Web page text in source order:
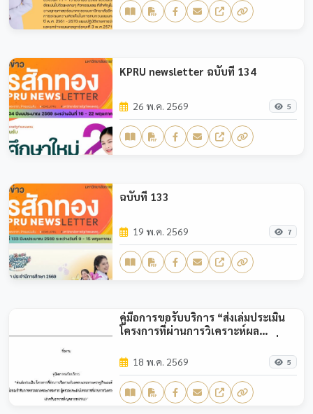
KPRU newsletter ฉบับที่ 134
26 พ.ค. 2569 5
ฉบับที่ 133
19 พ.ค. 2569 7
คู่มือการขอรับบริการ “ส่งเล่มประเมิน
โครงการที่ผ่านการวิเคราะห์ผล
ขอเข้ารับการตรวจจากคณะกรรมการ
ผู้ตรวจประเมินโครงการที่ผ่านการ
วิเคราะห์ (SROI) (สำหรับอาจารย์/
บุคลากร KPRU)”
18 พ.ค. 2569 5